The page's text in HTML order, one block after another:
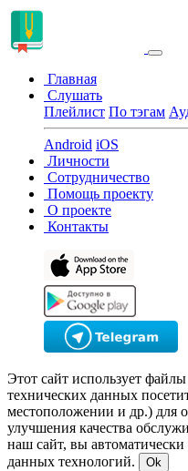
Главная
Слушать
Плейлист По тэгам
Android iOS
Личности
Сотрудничество
Помощь проекту
О проекте
Контакты
Этот сайт использует
технических данных
местоположении и др.) для
улучшения качества
наш сайт, вы автоматически
данных технологий.
Ok